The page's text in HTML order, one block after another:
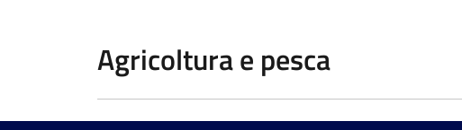
Agricoltura e pesca